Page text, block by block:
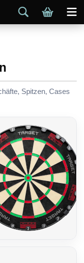
Spitzen, Cases